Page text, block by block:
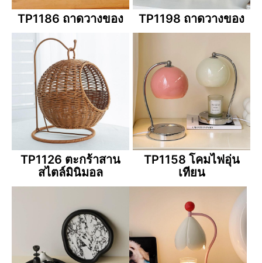
TP1186 ถาดวางของ TP1198 ถาดวางของ
TP1126 ตะกร้าสาน
สไตล์มินิมอล
TP1158 โคมไฟอุ่น
เทียน